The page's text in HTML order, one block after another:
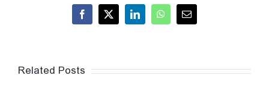
Facebook
X LinkedInWhatsApp
Email
Related Posts